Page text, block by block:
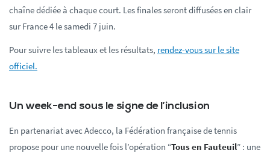
chaîne dédiée à chaque court. Les finales seront diffusées en clair
sur France 4 le samedi 7 juin.
Pour suivre les tableaux et les résultats, rendez-vous sur le site
officiel.
Un week-end sous le signe de l’inclusion
En partenariat avec Adecco, la Fédération française de tennis
propose pour une nouvelle fois l’opération “Tous en Fauteuil” : une